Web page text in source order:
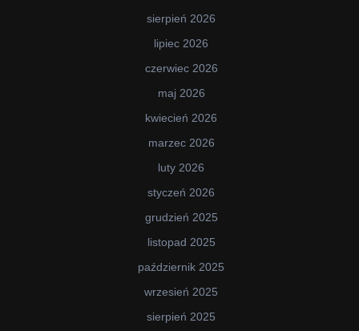
sierpień 2026
lipiec 2026
czerwiec 2026
maj 2026
kwiecień 2026
marzec 2026
luty 2026
styczeń 2026
grudzień 2025
listopad 2025
październik 2025
wrzesień 2025
sierpień 2025